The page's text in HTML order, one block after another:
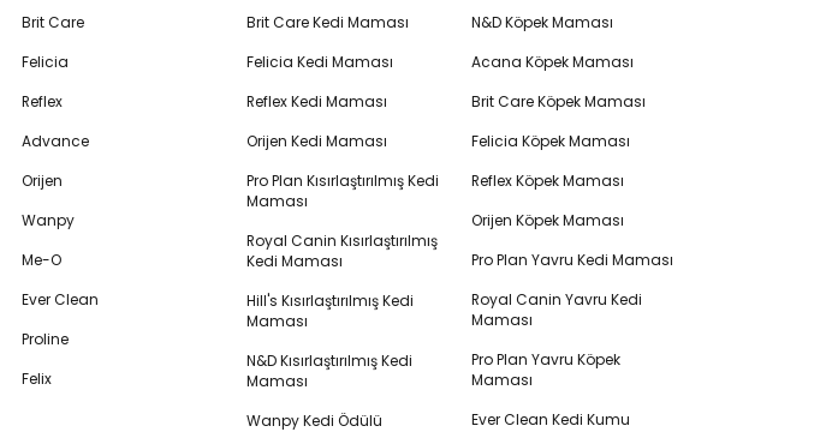
Brit Care
Felicia
Reflex
Advance
Orijen
Wanpy
Me-O
Ever Clean
Proline
Felix
Brit Care Kedi Maması
Felicia Kedi Maması
Reflex Kedi Maması
Orijen Kedi Maması
Pro Plan Kısırlaştırılmış Kedi
Maması
Royal Canin Kısırlaştırılmış
Kedi Maması
Hill's Kısırlaştırılmış Kedi
Maması
N&D Kısırlaştırılmış Kedi
Maması
Wanpy Kedi Ödülü
N&D Köpek Maması
Acana Köpek Maması
Brit Care Köpek Maması
Felicia Köpek Maması
Reflex Köpek Maması
Orijen Köpek Maması
Pro Plan Yavru Kedi Maması
Royal Canin Yavru Kedi
Maması
Pro Plan Yavru Köpek
Maması
Ever Clean Kedi Kumu